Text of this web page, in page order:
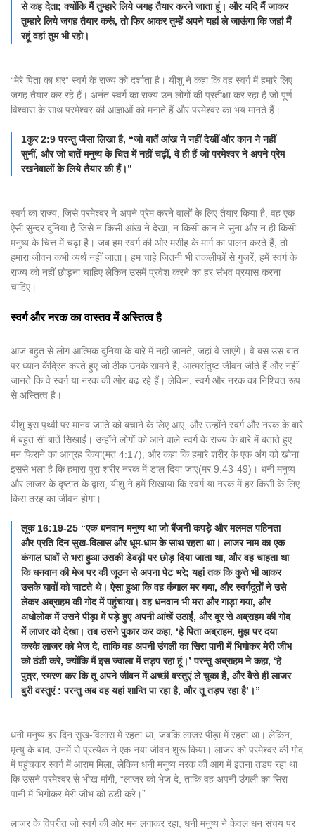
से कह देता; क्योंकि मैं तुम्हारे लिये जगह तैयार करने जाता हूं। और यदि मैं जाकर
तुम्हारे लिये जगह तैयार करूं, तो फिर आकर तुम्हें अपने यहां ले जाऊंगा कि जहां मैं
रहूं वहां तुम भी रहो।
“मेरे पिता का घर” स्वर्ग के राज्य को दर्शाता है। यीशु ने कहा कि वह स्वर्ग में हमारे लिए
जगह तैयार कर रहे हैं। अनंत स्वर्ग का राज्य उन लोगों की प्रतीक्षा कर रहा है जो पूर्ण
विश्वास के साथ परमेश्वर की आज्ञाओं को मनाते हैं और परमेश्वर का भय मानते हैं।
1कुर 2:9 परन्तु जैसा लिखा है, “जो बातें आंख ने नहीं देखीं और कान ने नहीं
सुनीं, और जो बातें मनुष्य के चित में नहीं चढ़ीं, वे ही हैं जो परमेश्वर ने अपने प्रेम
रखनेवालों के लिये तैयार की हैं।”
स्वर्ग का राज्य, जिसे परमेश्वर ने अपने प्रेम करने वालों के लिए तैयार किया है, वह एक
ऐसी सुन्दर दुनिया है जिसे न किसी आंख ने देखा, न किसी कान ने सुना और न ही किसी
मनुष्य के चित्त में चढ़ा है। जब हम स्वर्ग की ओर मसीह के मार्ग का पालन करते हैं, तो
हमारा जीवन कभी व्यर्थ नहीं जाता। हम चाहे जितनी भी तकलीफों से गुजरें, हमें स्वर्ग के
राज्य को नहीं छोड़ना चाहिए लेकिन उसमें प्रवेश करने का हर संभव प्रयास करना
चाहिए।
स्वर्ग और नरक का वास्तव में अस्तित्व है
आज बहुत से लोग आत्मिक दुनिया के बारे में नहीं जानते, जहां वे जाएंगे। वे बस उस बात
पर ध्यान केंद्रित करते हुए जो ठीक उनके सामने है, आत्मसंतुष्ट जीवन जीते हैं और नहीं
जानते कि वे स्वर्ग या नरक की ओर बढ़ रहे हैं। लेकिन, स्वर्ग और नरक का निश्चित रूप
से अस्तित्व है।
यीशु इस पृथ्वी पर मानव जाति को बचाने के लिए आए, और उन्होंने स्वर्ग और नरक के बारे
में बहुत सी बातें सिखाईं। उन्होंने लोगों को आने वाले स्वर्ग के राज्य के बारे में बताते हुए
मन फिराने का आग्रह किया(मत 4:17), और कहा कि हमारे शरीर के एक अंग को खोना
इससे भला है कि हमारा पूरा शरीर नरक में डाल दिया जाए(मर 9:43-49)। धनी मनुष्य
और लाजर के दृष्टांत के द्वारा, यीशु ने हमें सिखाया कि स्वर्ग या नरक में हर किसी के लिए
किस तरह का जीवन होगा।
लूक 16:19-25 “एक धनवान मनुष्य था जो बैंजनी कपड़े और मलमल पहिनता
और प्रति दिन सुख-विलास और धूम-धाम के साथ रहता था। लाजर नाम का एक
कंगाल घावों से भरा हुआ उसकी डेवढ़ी पर छोड़ दिया जाता था, और वह चाहता था
कि धनवान की मेज पर की जूठन से अपना पेट भरे; यहां तक कि कुत्ते भी आकर
उसके घावों को चाटते थे। ऐसा हुआ कि वह कंगाल मर गया, और स्वर्गदूतों ने उसे
लेकर अब्राहम की गोद में पहुंचाया। वह धनवान भी मरा और गाड़ा गया, और
अधोलोक में उसने पीड़ा में पड़े हुए अपनी आंखें उठाईं, और दूर से अब्राहम की गोद
में लाजर को देखा। तब उसने पुकार कर कहा, ‘हे पिता अब्राहम, मुझ पर दया
करके लाजर को भेज दे, ताकि वह अपनी उंगली का सिरा पानी में भिगोकर मेरी जीभ
को ठंडी करे, क्योंकि मैं इस ज्वाला में तड़प रहा हूं।’ परन्तु अब्राहम ने कहा, ‘हे
पुत्र, स्मरण कर कि तू अपने जीवन में अच्छी वस्तुएं ले चुका है, और वैसे ही लाजर
बुरी वस्तुएं : परन्तु अब वह यहां शान्ति पा रहा है, और तू तड़प रहा है’।”
धनी मनुष्य हर दिन सुख-विलास में रहता था, जबकि लाजर पीड़ा में रहता था। लेकिन,
मृत्यु के बाद, उनमें से प्रत्येक ने एक नया जीवन शुरू किया। लाजर को परमेश्वर की गोद
में पहुंचकर स्वर्ग में आराम मिला, लेकिन धनी मनुष्य नरक की आग में इतना तड़प रहा था
कि उसने परमेश्वर से भीख मांगी, “लाजर को भेज दे, ताकि वह अपनी उंगली का सिरा
पानी में भिगोकर मेरी जीभ को ठंडी करे।”
लाजर के विपरीत जो स्वर्ग की ओर मन लगाकर रहा, धनी मनुष्य ने केवल धन संचय पर